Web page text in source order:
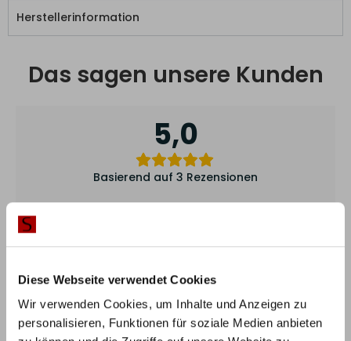
Diese Webseite verwendet Cookies
Wir verwenden Cookies, um Inhalte und Anzeigen zu
personalisieren, Funktionen für soziale Medien anbieten
Herstellerinformation
Das sagen unsere Kunden
5,0
Basierend auf 3 Rezensionen
5 Sterne
100%
3 Sterne
2 Sterne
0%